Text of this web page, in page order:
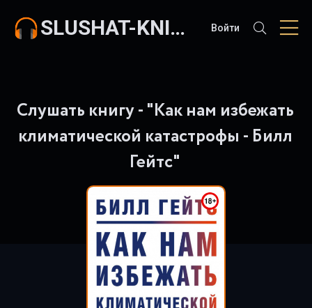
SLUSHAT-KNIGI.COM Войти
Слушать книгу - "Как нам избежать
климатической катастрофы - Билл
Гейтс"